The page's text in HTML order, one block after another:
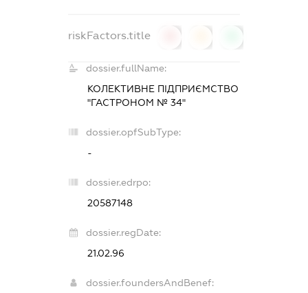
riskFactors.title
dossier.fullName:
КОЛЕКТИВНЕ ПІДПРИЄМСТВО
"ГАСТРОНОМ № 34"
dossier.opfSubType:
-
dossier.edrpo:
20587148
dossier.regDate:
21.02.96
dossier.foundersAndBenef: